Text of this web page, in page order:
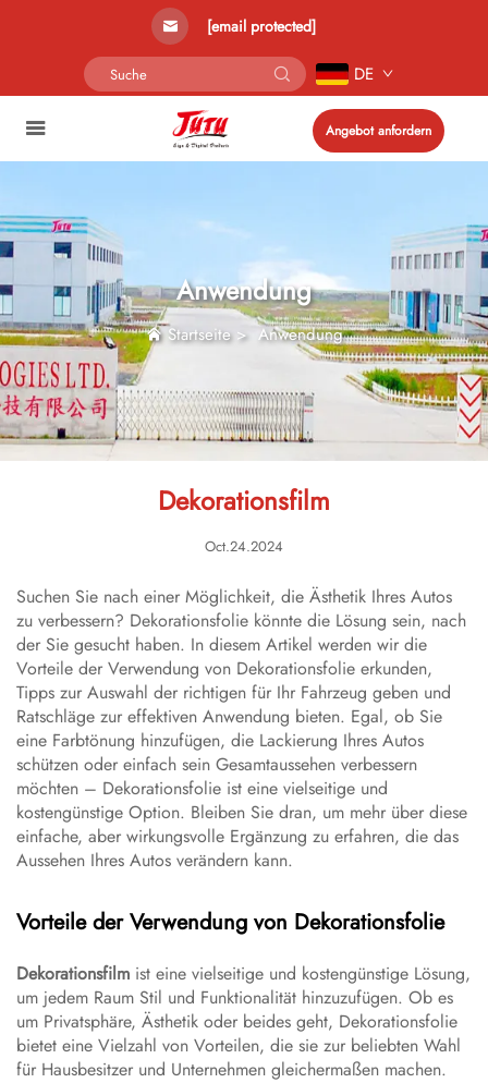
[email protected]
DE
Angebot anfordern
Anwendung
Startseite> Anwendung
Dekorationsfilm
Oct.24.2024
Suchen Sie nach einer Möglichkeit, die Ästhetik Ihres Autos
zu verbessern? Dekorationsfolie könnte die Lösung sein, nach
der Sie gesucht haben. In diesem Artikel werden wir die
Vorteile der Verwendung von Dekorationsfolie erkunden,
Tipps zur Auswahl der richtigen für Ihr Fahrzeug geben und
Ratschläge zur effektiven Anwendung bieten. Egal, ob Sie
eine Farbtönung hinzufügen, die Lackierung Ihres Autos
schützen oder einfach sein Gesamtaussehen verbessern
möchten – Dekorationsfolie ist eine vielseitige und
kostengünstige Option. Bleiben Sie dran, um mehr über diese
einfache, aber wirkungsvolle Ergänzung zu erfahren, die das
Aussehen Ihres Autos verändern kann.
Vorteile der Verwendung von Dekorationsfolie
Dekorationsfilm ist eine vielseitige und kostengünstige Lösung,
um jedem Raum Stil und Funktionalität hinzuzufügen. Ob es
um Privatsphäre, Ästhetik oder beides geht, Dekorationsfolie
bietet eine Vielzahl von Vorteilen, die sie zur beliebten Wahl
für Hausbesitzer und Unternehmen gleichermaßen machen.